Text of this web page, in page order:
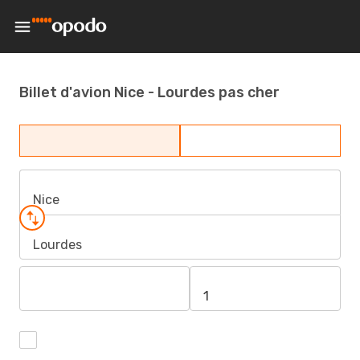
Billet d'avion Nice - Lourdes pas cher
Nice
Lourdes
1